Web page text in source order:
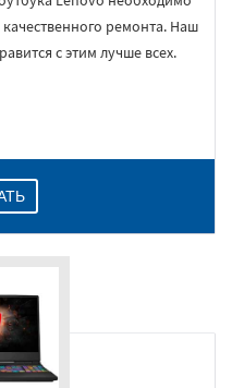
ремонта. Наш
с этим лучше всех.